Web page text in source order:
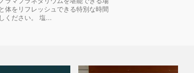
体をリフレッシュできる特別な時間
ください。 塩...